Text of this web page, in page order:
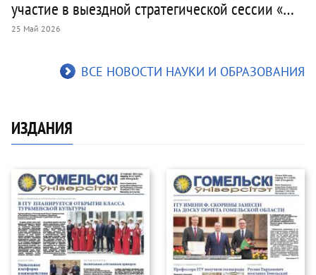
участие в выездной стратегической сессии «…
25 Май 2026
ВСЕ НОВОСТИ НАУКИ И ОБРАЗОВАНИЯ
ИЗДАНИЯ